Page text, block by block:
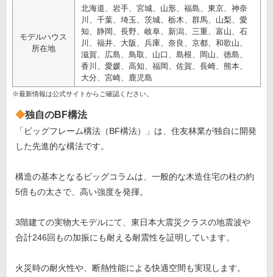
モデルハウス
所在地
北海道、岩手、宮城、山形、福島、東京、神奈
川、千葉、埼玉、茨城、栃木、群馬、山梨、愛
知、静岡、長野、岐阜、新潟、三重、富山、石
川、福井、大阪、兵庫、奈良、京都、和歌山、
滋賀、広島、鳥取、山口、島根、岡山、徳島、
香川、愛媛、高知、福岡、佐賀、長崎、熊本、
大分、宮崎、鹿児島
※最新情報は公式サイトからご確認ください。
独自のBF構法
「ビッグフレーム構法（BF構法）」は、住友林業が独自に開発
した先進的な構法です。
構造の基本となるビッグコラムは、一般的な木造住宅の柱の約
5倍もの太さで、高い強度を発揮。
3階建ての実物大モデルにて、東日本大震災クラスの地震波や
合計246回もの加振にも耐える耐震性を証明しています。
火災時の耐火性や、断熱性能による快適空間も実現します。